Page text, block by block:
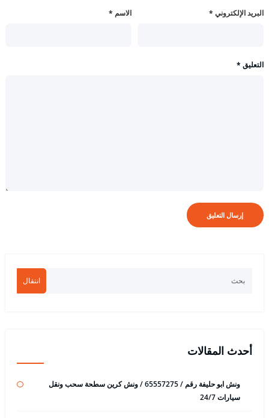
الاسم * البريد الإلكتروني *
التعليق *
انتقال
أحدث المقالات
ونش ابو حليفة رقم / 65557275 / ونش كرين سطحة سحب ونقل
سيارات 24/7